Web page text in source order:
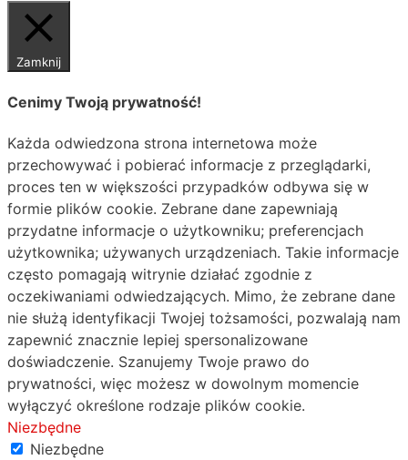
Zamknij
Cenimy Twoją prywatność!
Każda odwiedzona strona internetowa może
przechowywać i pobierać informacje z przeglądarki,
proces ten w większości przypadków odbywa się w
formie plików cookie. Zebrane dane zapewniają
przydatne informacje o użytkowniku; preferencjach
użytkownika; używanych urządzeniach. Takie informacje
często pomagają witrynie działać zgodnie z
oczekiwaniami odwiedzających. Mimo, że zebrane dane
nie służą identyfikacji Twojej tożsamości, pozwalają nam
zapewnić znacznie lepiej spersonalizowane
doświadczenie. Szanujemy Twoje prawo do
prywatności, więc możesz w dowolnym momencie
wyłączyć określone rodzaje plików cookie.
Niezbędne
Niezbędne